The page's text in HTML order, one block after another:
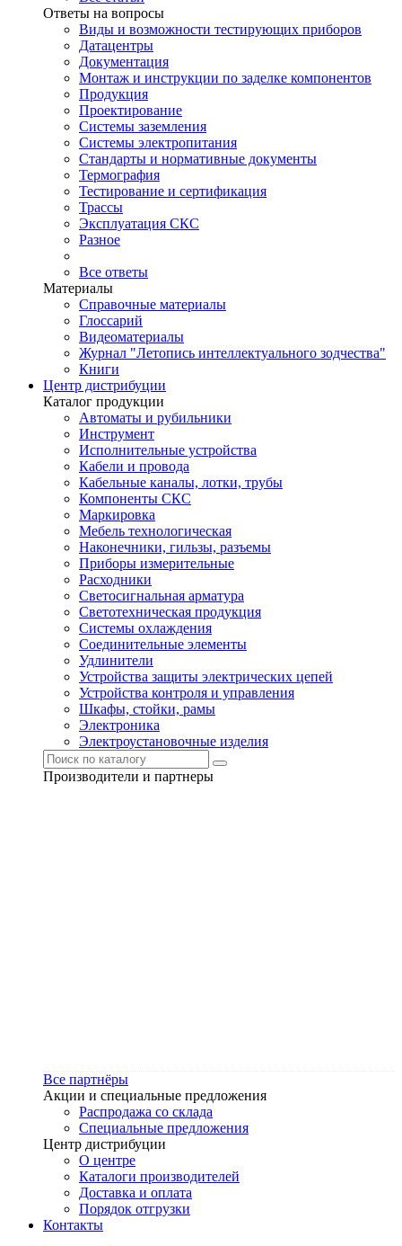
Ответы на вопросы
Виды и возможности тестирующих приборов
Датацентры
Документация
Монтаж и инструкции по заделке компонентов
Продукция
Проектирование
Системы заземления
Системы электропитания
Стандарты и нормативные документы
Термография
Тестирование и сертификация
Трассы
Эксплуатация СКС
Разное
Все ответы
Материалы
Справочные материалы
Глоссарий
Видеоматериалы
Журнал "Летопись интеллектуального зодчества"
Книги
Центр дистрибуции
Каталог продукции
Автоматы и рубильники
Инструмент
Исполнительные устройства
Кабели и провода
Кабельные каналы, лотки, трубы
Компоненты СКС
Маркировка
Мебель технологическая
Наконечники, гильзы, разъемы
Приборы измерительные
Расходники
Светосигнальная арматура
Светотехническая продукция
Системы охлаждения
Соединительные элементы
Удлинители
Устройства защиты электрических цепей
Устройства контроля и управления
Шкафы, стойки, рамы
Электроника
Электроустановочные изделия
Производители и партнеры
Все партнёры
Акции и специальные предложения
Распродажа со склада
Специальные предложения
Центр дистрибуции
О центре
Каталоги производителей
Доставка и оплата
Порядок отгрузки
Контакты